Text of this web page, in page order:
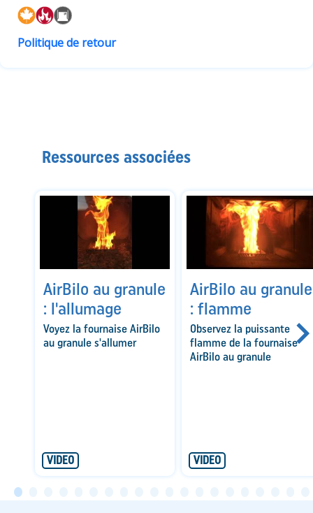
Politique de retour
Ressources associées
VIDEO
AirBilo au granule
: l'allumage
Voyez la fournaise AirBilo
au granule s'allumer
VIDEO
AirBilo au granule
: flamme
Observez la puissante
flamme de la fournaise
AirBilo au granule